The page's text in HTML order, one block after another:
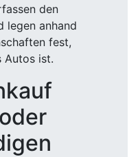
den
legen anhand
fest,
Autos ist.